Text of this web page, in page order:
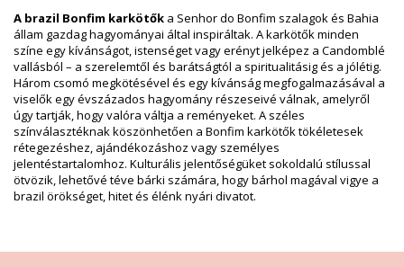
Súly: 100g / 0.22lb / 3.53oz
Retusált képek
Mosási & ápolási utasítások
Ápolási utasítások a: Bonfim Lot Of 3 Bonfim - French
Flag
Távolítsa el úszás előtt és tegye egy speciális dobozba.
Az ékszer hordása után törölje le nyirkos, tiszta és puha anyaggal.
Tárolja azt egy speciális dobozban külön rekeszekben, lehetőleg
anyaggal bélelve.
Flag Bonfim
A brazil Bonfim karkötők a Senhor do Bonfim szalagok és Bahia
állam gazdag hagyományai által inspiráltak. A karkötők minden
színe egy kívánságot, istenséget vagy erényt jelképez a Candomblé
vallásból – a szerelemtől és barátságtól a spiritualitásig és a jólétig.
Három csomó megkötésével és egy kívánság megfogalmazásával a
viselők egy évszázados hagyomány részeseivé válnak, amelyről
úgy tartják, hogy valóra váltja a reményeket. A széles
színválasztéknak köszönhetően a Bonfim karkötők tökéletesek
rétegezéshez, ajándékozáshoz vagy személyes
jelentéstartalomhoz. Kulturális jelentőségüket sokoldalú stílussal
ötvözik, lehetővé téve bárki számára, hogy bárhol magával vigye a
brazil örökséget, hitet és élénk nyári divatot.